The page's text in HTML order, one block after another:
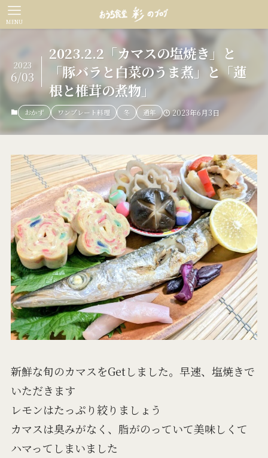
MENU
2023.2.2「カマスの塩焼き」と
「豚バラと白菜のうま煮」と「蓮
根と椎茸の煮物」
2023
6/03
おかず ワンプレート料理 冬 通年 2023年6月3日
新鮮な旬のカマスをGetしました。早速、塩焼きで
いただきます
レモンはたっぷり絞りましょう
カマスは臭みがなく、脂がのっていて美味しくて
ハマってしまいました